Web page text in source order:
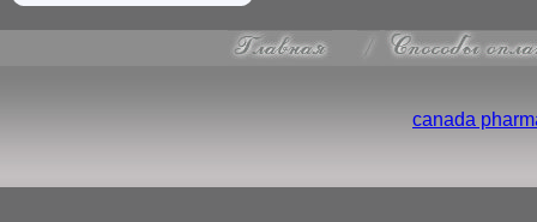
canada